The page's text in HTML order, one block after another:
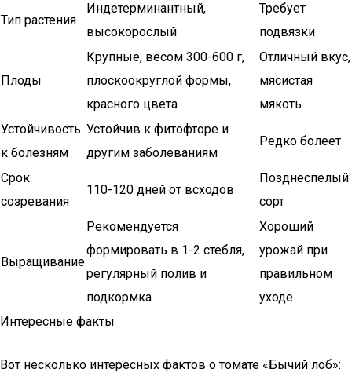
Тип растения
Индетерминантный,
высокорослый
Требует
подвязки
Плоды
Крупные, весом 300-600 г,
плоскоокруглой формы,
красного цвета
Отличный вкус,
мясистая
мякоть
Устойчивость
к болезням
Устойчив к фитофторе и
другим заболеваниям
Редко болеет
Срок
созревания
110-120 дней от всходов
Позднеспелый
сорт
Выращивание
Рекомендуется
формировать в 1-2 стебля,
регулярный полив и
подкормка
Хороший
урожай при
правильном
уходе
Интересные факты
Вот несколько интересных фактов о томате «Бычий лоб»: